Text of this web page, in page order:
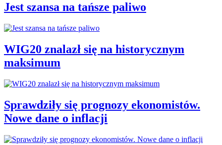
Jest szansa na tańsze paliwo
WIG20 znalazł się na historycznym
maksimum
Sprawdziły się prognozy ekonomistów.
Nowe dane o inflacji